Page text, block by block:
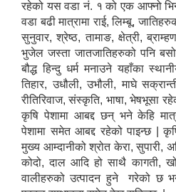
रहेको यस वडा नं. १ को एक आफ्नो
वडा बढी मात्रामा राई, लिम्बू,
सुनुवार, श्रेष्ठ, तामाङ, क्षेत्री,
भुजेल जस्ता जातजातिहरुको पनि
बौद्ध हिन्दु धर्म मनाउने यहाँका
तिहार, उधौली, उभौली, माघे
रीतिरिवाज, संस्कृति, भाषा, भेषभूसा
कृषि पेशामा आबद्द छन् भने केहि
पेशामा समेत आबद्द रहेको पाइन्छ |
मुख्य आम्दानीको श्रोत केरा, सुपारी,
कोदो, दाल आदि हो साथै कागती,
वालीहरुको उत्पादन हुने गरेको छ